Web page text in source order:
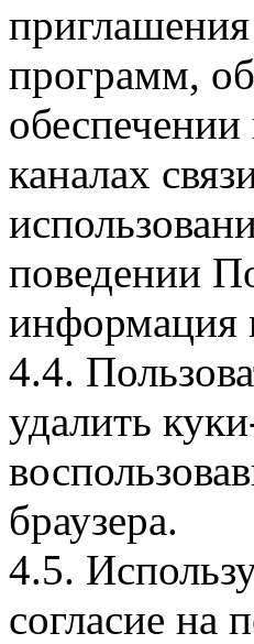
программ,
каналах
поведении
информация
4.4.
удалить
браузера.
4.5.
согласие на